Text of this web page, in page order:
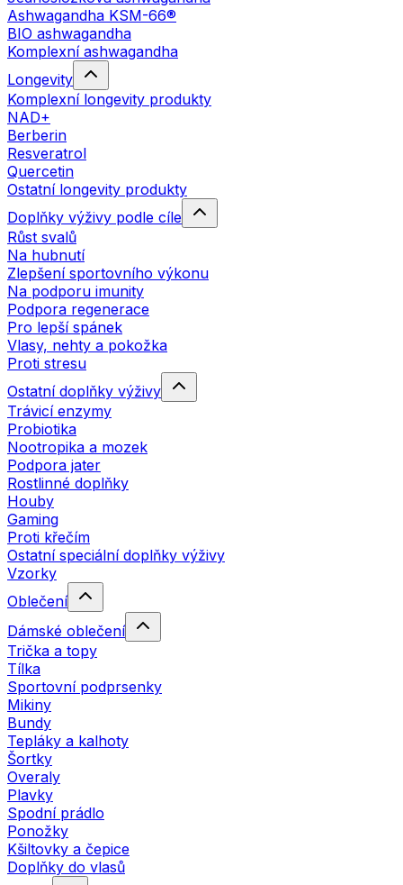
Ashwagandha KSM-66®
BIO ashwagandha
Komplexní ashwagandha
Longevity
Komplexní longevity produkty
NAD+
Berberin
Resveratrol
Quercetin
Ostatní longevity produkty
Doplňky výživy podle cíle
Růst svalů
Na hubnutí
Zlepšení sportovního výkonu
Na podporu imunity
Podpora regenerace
Pro lepší spánek
Vlasy, nehty a pokožka
Proti stresu
Ostatní doplňky výživy
Trávicí enzymy
Probiotika
Nootropika a mozek
Podpora jater
Rostlinné doplňky
Houby
Gaming
Proti křečím
Ostatní speciální doplňky výživy
Vzorky
Oblečení
Dámské oblečení
Trička a topy
Tílka
Sportovní podprsenky
Mikiny
Bundy
Tepláky a kalhoty
Šortky
Overaly
Plavky
Spodní prádlo
Ponožky
Kšiltovky a čepice
Doplňky do vlasů